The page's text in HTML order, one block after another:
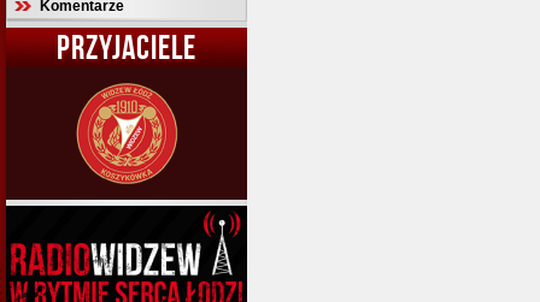
Komentarze
PRZYJACIELE